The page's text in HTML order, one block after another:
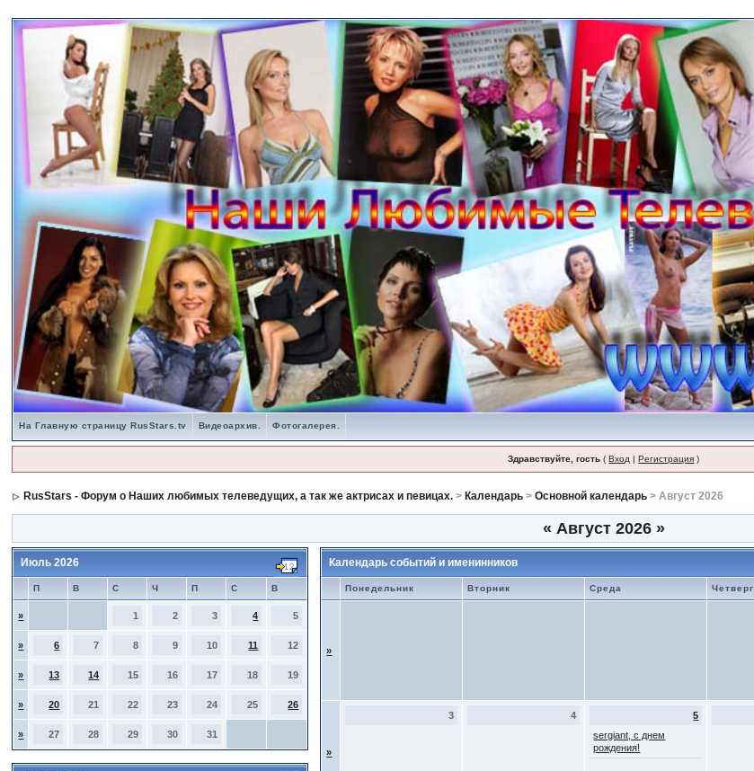
На Главную страницу RusStars.tv Видеоархив. Фотогалерея.
Здравствуйте, гость (Вход |Регистрация )
RusStars - Форум о Наших любимых телеведущих, а так же актрисах и певицах. > Календарь >Основной календарь > Август 2026
« Август 2026 »
Июль 2026
П В С Ч П С В
» 1 2 3 4 5
» 6 7 8 9 10 11 12
» 13 14 15 16 17 18 19
» 20 21 22 23 24 25 26
» 27 28 29 30 31
Календарь событий и именинников
Понедельник Вторник Среда Четверг
»
»
3 4
5
sergiant, с днем
рождения!